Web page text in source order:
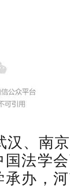
、南
法学
办，